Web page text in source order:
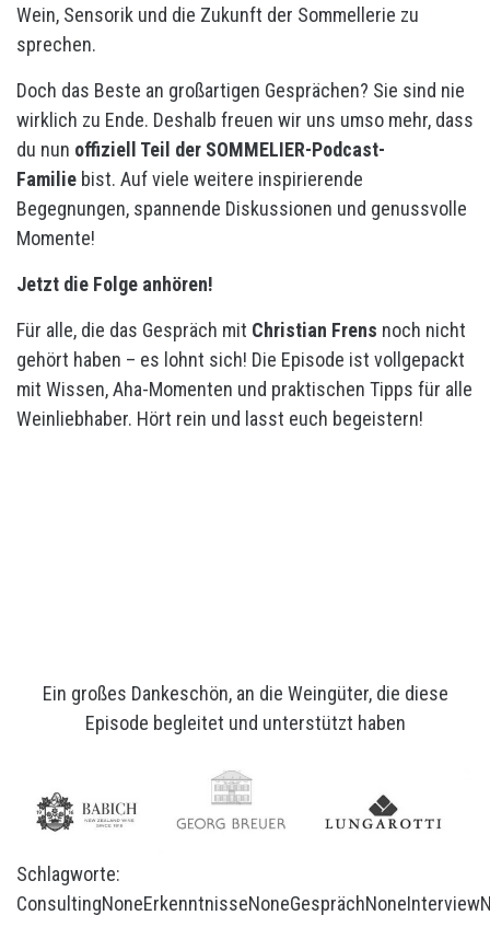
Wein, Sensorik und die Zukunft der Sommellerie zu
sprechen.
Doch das Beste an großartigen Gesprächen? Sie sind nie
wirklich zu Ende. Deshalb freuen wir uns umso mehr, dass
du nun offiziell Teil der SOMMELIER-Podcast-
Familie bist. Auf viele weitere inspirierende
Begegnungen, spannende Diskussionen und genussvolle
Momente!
Jetzt die Folge anhören!
Für alle, die das Gespräch mit Christian Frens noch nicht
gehört haben – es lohnt sich! Die Episode ist vollgepackt
mit Wissen, Aha-Momenten und praktischen Tipps für alle
Weinliebhaber. Hört rein und lasst euch begeistern!
Ein großes Dankeschön, an die Weingüter, die diese
Episode begleitet und unterstützt haben
Schlagworte:
ConsultingNoneErkenntnisseNoneGesprächNoneInterview